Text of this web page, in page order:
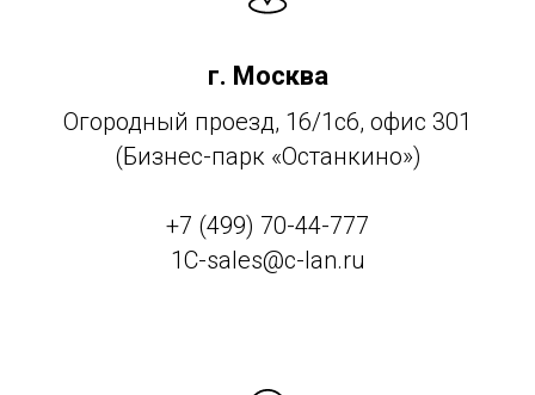
г. Москва
Огородный проезд, 16/1с6, офис 301
(Бизнес-парк «Останкино»)
+7 (499) 70-44-777
1C-sales@c-lan.ru